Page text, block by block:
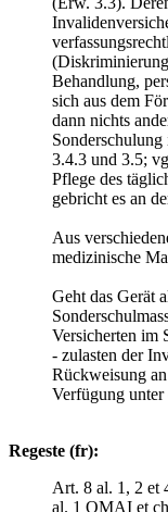
Behandlung,
sich aus dem
dann nichts
3.4.3 und 3.5;
Pflege des
gebricht es an
Aus
medizinische
Geht das Gerät
Versicherten im
- zulasten der
Rückweisung
Verfügung
Regeste (fr):
Art. 8 al. 1, 2 et
al. 1 OMAI et